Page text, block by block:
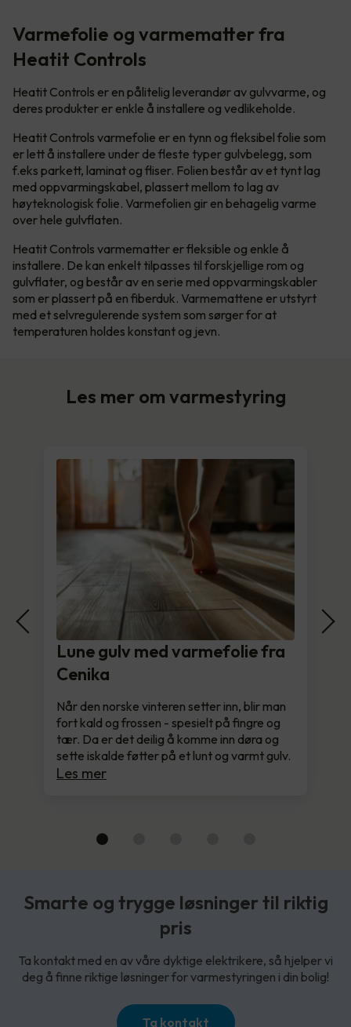
Varmefolie og varmematter fra
Heatit Controls
Heatit Controls er en pålitelig leverandør av gulvvarme, og
deres produkter er enkle å installere og vedlikeholde.
Heatit Controls varmefolie er en tynn og fleksibel folie som
er lett å installere under de fleste typer gulvbelegg, som
f.eks parkett, laminat og fliser. Folien består av et tynt lag
med oppvarmingskabel, plassert mellom to lag av
høyteknologisk folie. Varmefolien gir en behagelig varme
over hele gulvflaten.
Heatit Controls varmematter er fleksible og enkle å
installere. De kan enkelt tilpasses til forskjellige rom og
gulvflater, og består av en serie med oppvarmingskabler
som er plassert på en fiberduk. Varmemattene er utstyrt
med et selvregulerende system som sørger for at
temperaturen holdes konstant og jevn.
Les mer om varmestyring
Lune gulv med varmefolie fra
Cenika
Når den norske vinteren setter inn, blir man
fort kald og frossen - spesielt på fingre og
tær. Da er det deilig å komme inn døra og
sette iskalde føtter på et lunt og varmt gulv.
Les mer
Smarte og trygge løsninger til riktig
pris
Ta kontakt med en av våre dyktige elektrikere, så hjelper vi
deg å finne riktige løsninger for varmestyringen i din bolig!
Ta kontakt